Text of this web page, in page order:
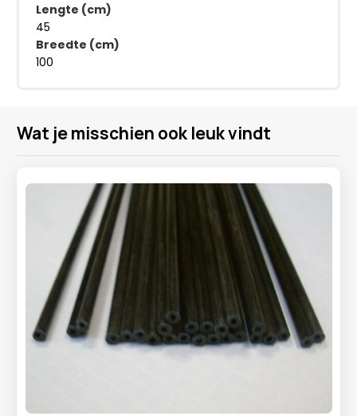
Lengte (cm)
45
Breedte (cm)
100
Wat je misschien ook leuk vindt